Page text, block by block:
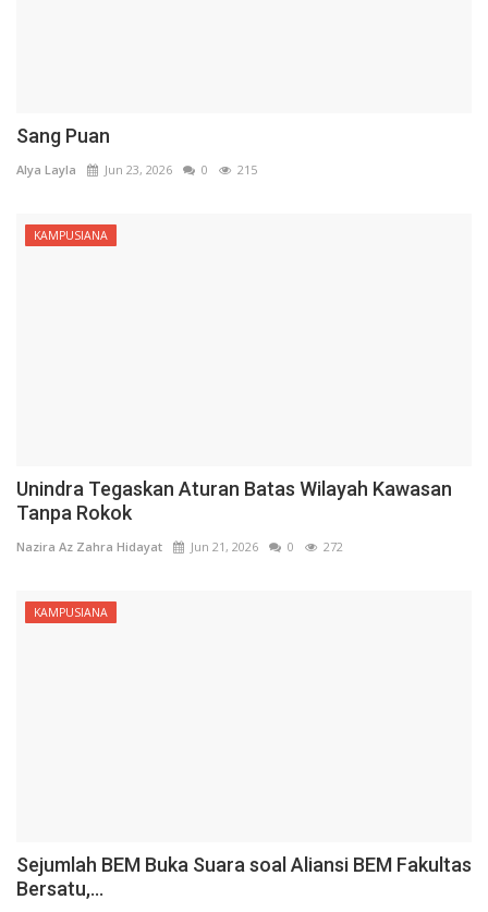
Sang Puan
Alya Layla Jun 23, 2026 0 215
KAMPUSIANA
Unindra Tegaskan Aturan Batas Wilayah Kawasan
Tanpa Rokok
Nazira Az Zahra Hidayat Jun 21, 2026 0 272
KAMPUSIANA
Sejumlah BEM Buka Suara soal Aliansi BEM Fakultas
Bersatu,...